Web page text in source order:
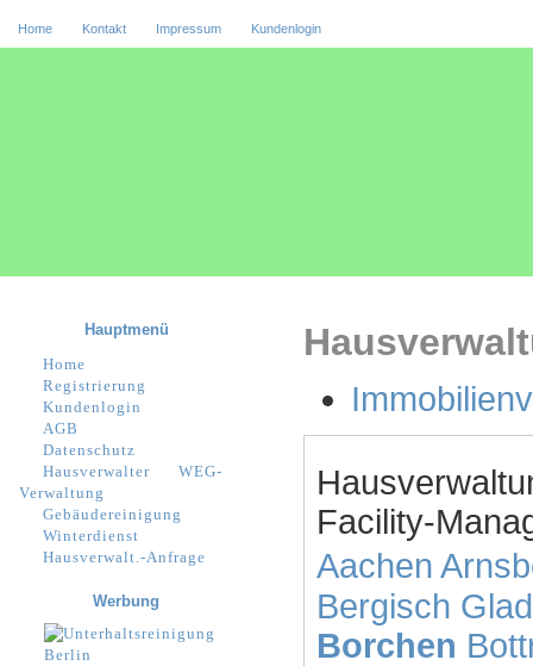
Home Kontakt Impressum Kundenlogin
Facility-
Aachen
Bergisch
Borchen
Hauptmenü
Home
Registrierung
Kundenlogin
AGB
Datenschutz
Hausverwalter
WEG-
Verwaltung
Gebäudereinigung
Winterdienst
Hausverwalt.-Anfrage
Werbung